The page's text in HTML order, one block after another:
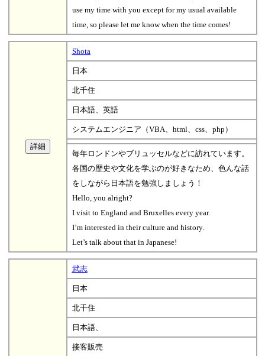
use my time with you except for my usual available
time, so please let me know when the time comes!
Shota
日本
北千住
日本語、英語
システムエンジニア（VBA、html、css、php）
毎年ロンドンやブリュッセルなどに訪れています。
各国の歴史や文化を学ぶのが好きなため、色んな話
をしながら日本語を勉強しましょう！
Hello, you alright?
I visit to England and Bruxelles every year.
I’m interested in their culture and history.
Let’s talk about that in Japanese!
武志
日本
北千住
日本語、
接客販売